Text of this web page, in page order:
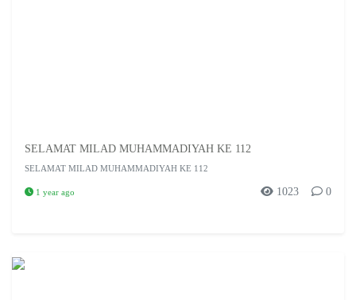
SELAMAT MILAD MUHAMMADIYAH KE 112
SELAMAT MILAD MUHAMMADIYAH KE 112
1 year ago 0
1023